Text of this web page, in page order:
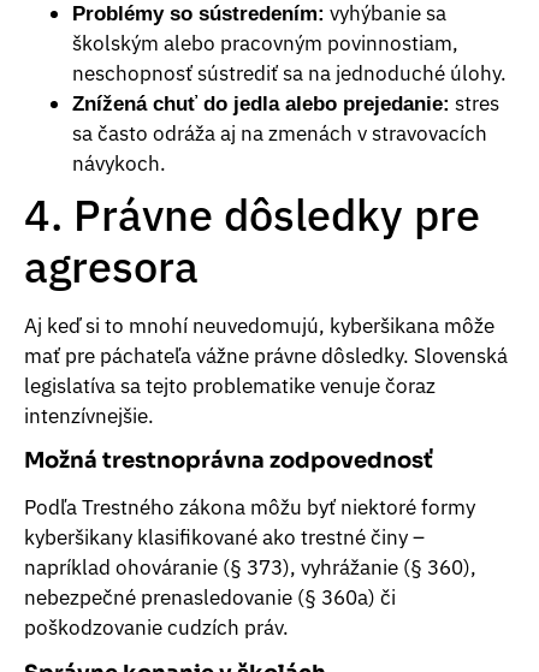
Problémy so sústredením: vyhýbanie sa
školským alebo pracovným povinnostiam,
neschopnosť sústrediť sa na jednoduché úlohy.
Znížená chuť do jedla alebo prejedanie: stres
sa často odráža aj na zmenách v stravovacích
návykoch.
4. Právne dôsledky pre
agresora
Aj keď si to mnohí neuvedomujú, kyberšikana môže
mať pre páchateľa vážne právne dôsledky. Slovenská
legislatíva sa tejto problematike venuje čoraz
intenzívnejšie.
Možná trestnoprávna zodpovednosť
Podľa Trestného zákona môžu byť niektoré formy
kyberšikany klasifikované ako trestné činy –
napríklad ohováranie (§ 373), vyhrážanie (§ 360),
nebezpečné prenasledovanie (§ 360a) či
poškodzovanie cudzích práv.